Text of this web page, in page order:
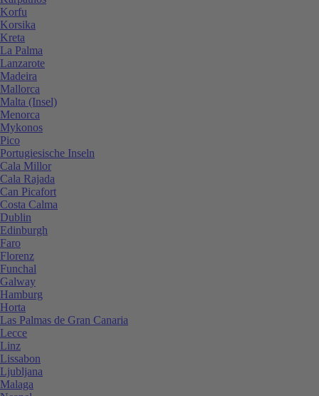
Korfu
Korsika
Kreta
La Palma
Lanzarote
Madeira
Mallorca
Malta (Insel)
Menorca
Mykonos
Pico
Portugiesische Inseln
Cala Millor
Cala Rajada
Can Picafort
Costa Calma
Dublin
Edinburgh
Faro
Florenz
Funchal
Galway
Hamburg
Horta
Las Palmas de Gran Canaria
Lecce
Linz
Lissabon
Ljubljana
Malaga